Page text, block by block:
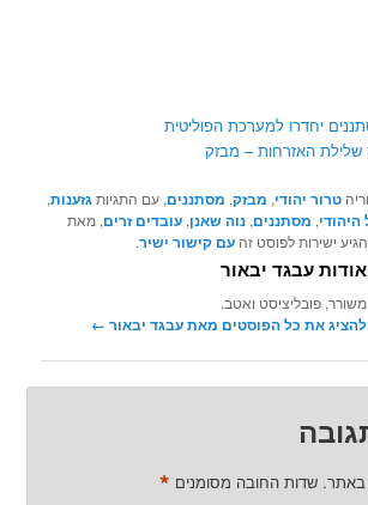
יחדרו למערכת הפוליטית
האזרחות – מבזק
טרור יהודי, מבזק, מסתננים, עם התגיותגזענות,
היהודי, מסתננים,נוה שאנן,עובדים זרים, מאת
ישירות לפוסט זהעם קישור ישיר.
אודות עבגד יבאור
משורר, פובליציסט ואטב.
להציג את כל הפוסטים מאת עבגד יבאור‏ ←
באתר. שדות החובה מסומנים *